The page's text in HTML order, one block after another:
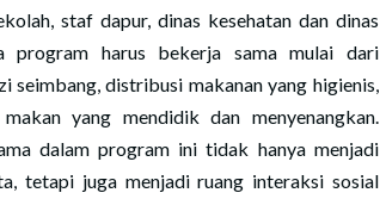
staf dapur, dinas kesehatan dan dinas
program harus bekerja sama mulai dari
seimbang, distribusi makanan yang higienis,
yang mendidik dan menyenangkan.
dalam program ini tidak hanya menjadi
tetapi juga menjadi ruang interaksi sosial